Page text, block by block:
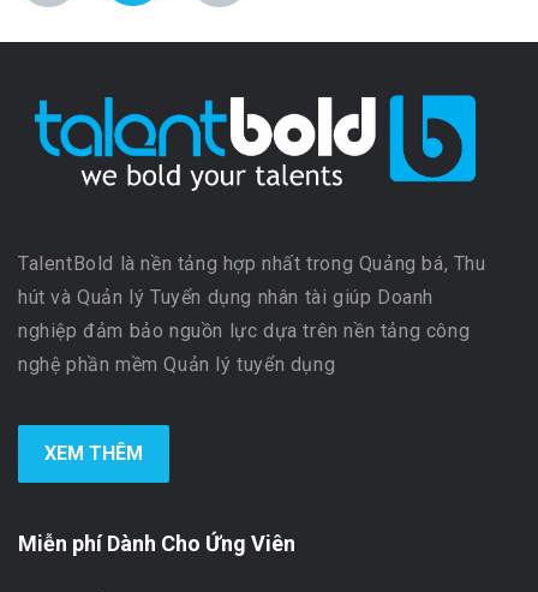
TalentBold là nền tảng hợp nhất trong Quảng bá, Thu
hút và Quản lý Tuyển dụng nhân tài giúp Doanh
nghiệp đảm bảo nguồn lực dựa trên nền tảng công
nghệ phần mềm Quản lý tuyển dụng
XEM THÊM
Miễn phí Dành Cho Ứng Viên